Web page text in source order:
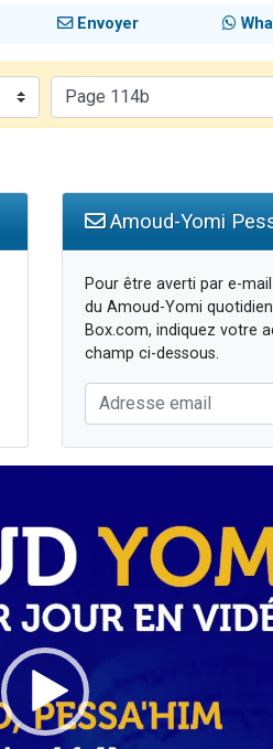
Envoyer
Amoud-Yomi
Pour être averti par e-
du Amoud-Yomi
Box.com, indiquez votre
champ ci-dessous.